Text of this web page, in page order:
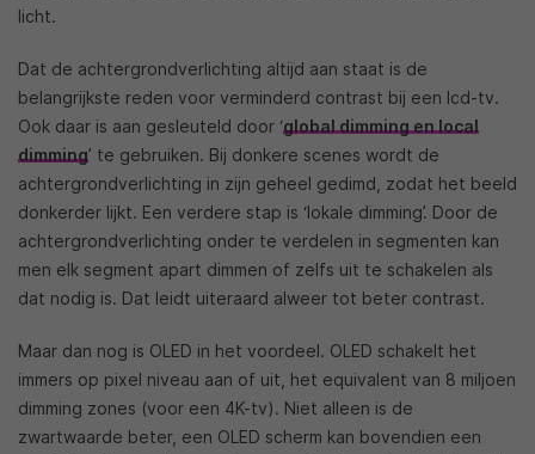
licht.
Dat de achtergrondverlichting altijd aan staat is de
belangrijkste reden voor verminderd contrast bij een lcd-tv.
Ook daar is aan gesleuteld door ‘global dimming en local
dimming’ te gebruiken. Bij donkere scenes wordt de
achtergrondverlichting in zijn geheel gedimd, zodat het beeld
donkerder lijkt. Een verdere stap is ‘lokale dimming’. Door de
achtergrondverlichting onder te verdelen in segmenten kan
men elk segment apart dimmen of zelfs uit te schakelen als
dat nodig is. Dat leidt uiteraard alweer tot beter contrast.
Maar dan nog is OLED in het voordeel. OLED schakelt het
immers op pixel niveau aan of uit, het equivalent van 8 miljoen
dimming zones (voor een 4K-tv). Niet alleen is de
zwartwaarde beter, een OLED scherm kan bovendien een